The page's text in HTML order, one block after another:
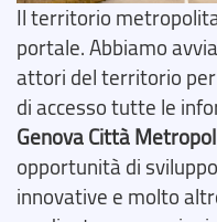
Il territorio
portale. Abbiamo
attori del territorio per
di accesso tutte le
Genova Città
opportunità di
innovative e molto